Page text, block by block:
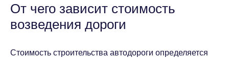
От чего зависит стоимость
возведения дороги
Стоимость строительства автодороги определяется